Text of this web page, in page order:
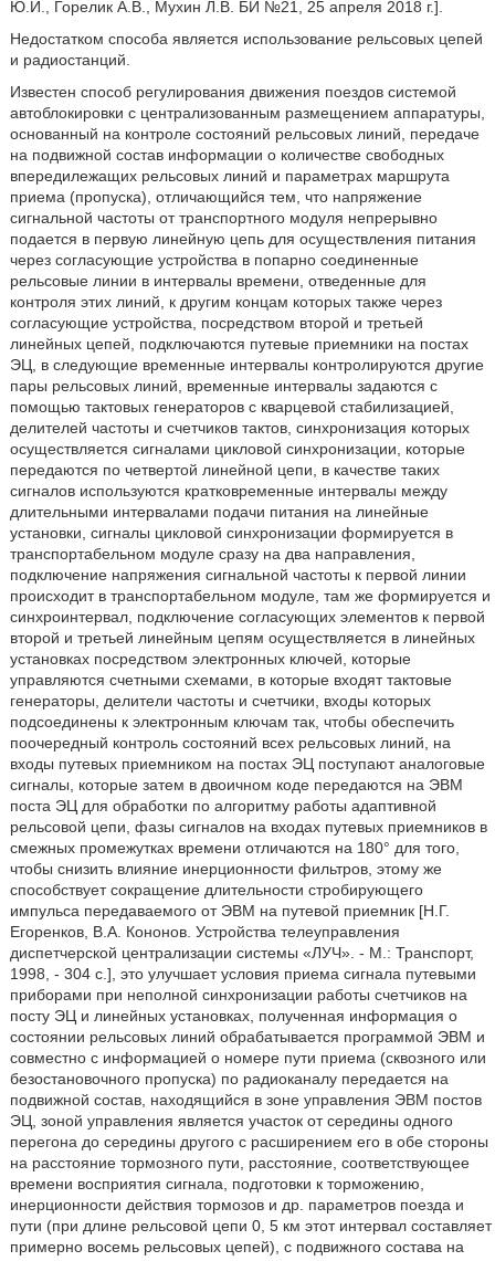
Ю.И., Горелик А.В., Мухин Л.В. БИ №21, 25 апреля 2018 г.].
Недостатком способа является использование рельсовых цепей
и радиостанций.
Известен способ регулирования движения поездов системой
автоблокировки с централизованным размещением аппаратуры,
основанный на контроле состояний рельсовых линий, передаче
на подвижной состав информации о количестве свободных
впередилежащих рельсовых линий и параметрах маршрута
приема (пропуска), отличающийся тем, что напряжение
сигнальной частоты от транспортного модуля непрерывно
подается в первую линейную цепь для осуществления питания
через согласующие устройства в попарно соединенные
рельсовые линии в интервалы времени, отведенные для
контроля этих линий, к другим концам которых также через
согласующие устройства, посредством второй и третьей
линейных цепей, подключаются путевые приемники на постах
ЭЦ, в следующие временные интервалы контролируются другие
пары рельсовых линий, временные интервалы задаются с
помощью тактовых генераторов с кварцевой стабилизацией,
делителей частоты и счетчиков тактов, синхронизация которых
осуществляется сигналами цикловой синхронизации, которые
передаются по четвертой линейной цепи, в качестве таких
сигналов используются кратковременные интервалы между
длительными интервалами подачи питания на линейные
установки, сигналы цикловой синхронизации формируется в
транспортабельном модуле сразу на два направления,
подключение напряжения сигнальной частоты к первой линии
происходит в транспортабельном модуле, там же формируется и
синхроинтервал, подключение согласующих элементов к первой
второй и третьей линейным цепям осуществляется в линейных
установках посредством электронных ключей, которые
управляются счетными схемами, в которые входят тактовые
генераторы, делители частоты и счетчики, входы которых
подсоединены к электронным ключам так, чтобы обеспечить
поочередный контроль состояний всех рельсовых линий, на
входы путевых приемником на постах ЭЦ поступают аналоговые
сигналы, которые затем в двоичном коде передаются на ЭВМ
поста ЭЦ для обработки по алгоритму работы адаптивной
рельсовой цепи, фазы сигналов на входах путевых приемников в
смежных промежутках времени отличаются на 180° для того,
чтобы снизить влияние инерционности фильтров, этому же
способствует сокращение длительности стробирующего
импульса передаваемого от ЭВМ на путевой приемник [Н.Г.
Егоренков, В.А. Кононов. Устройства телеуправления
диспетчерской централизации системы «ЛУЧ». - М.: Транспорт,
1998, - 304 с.], это улучшает условия приема сигнала путевыми
приборами при неполной синхронизации работы счетчиков на
посту ЭЦ и линейных установках, полученная информация о
состоянии рельсовых линий обрабатывается программой ЭВМ и
совместно с информацией о номере пути приема (сквозного или
безостановочного пропуска) по радиоканалу передается на
подвижной состав, находящийся в зоне управления ЭВМ постов
ЭЦ, зоной управления является участок от середины одного
перегона до середины другого с расширением его в обе стороны
на расстояние тормозного пути, расстояние, соответствующее
времени восприятия сигнала, подготовки к торможению,
инерционности действия тормозов и др. параметров поезда и
пути (при длине рельсовой цепи 0, 5 км этот интервал составляет
примерно восемь рельсовых цепей), с подвижного состава на